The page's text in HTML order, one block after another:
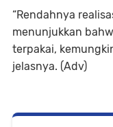
“Rendahnya
menunjukkan
terpakai,
jelasnya. (Adv)